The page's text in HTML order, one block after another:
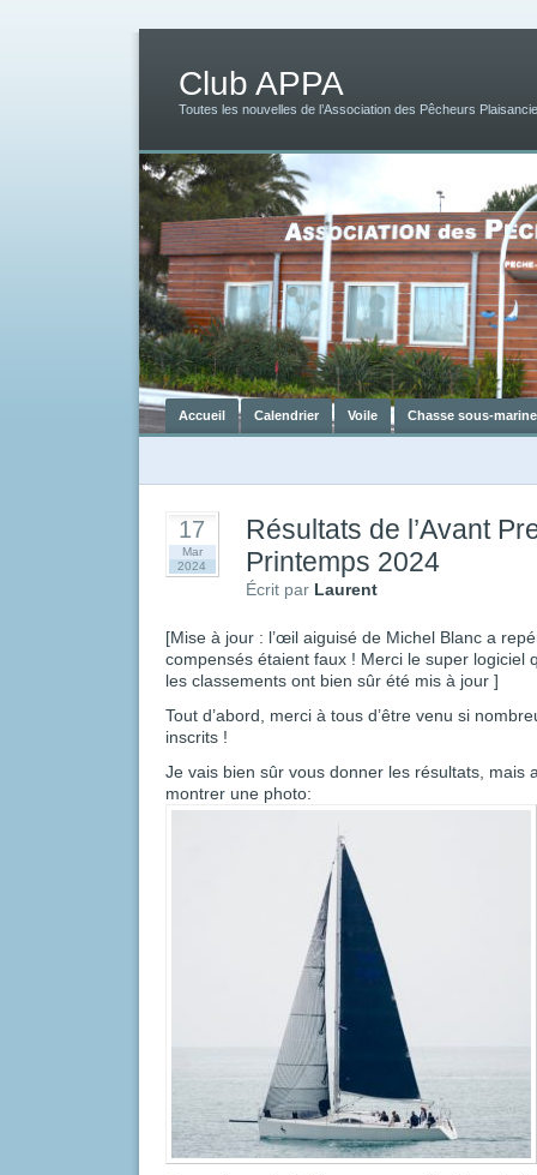
Club APPA
Toutes les nouvelles de l’Association des Pêcheurs
Accueil Calendrier Voile Chasse sous-marine
17
Mar
2024
Résultats de l’Avant
Printemps 2024
Écrit par Laurent
[Mise à jour : l’œil aiguisé de Michel Blanc a
compensés étaient faux ! Merci le super logiciel
les classements ont bien sûr été mis à jour ]
Tout d’abord, merci à tous d’être venu si
inscrits !
Je vais bien sûr vous donner les résultats, mais
montrer une photo: